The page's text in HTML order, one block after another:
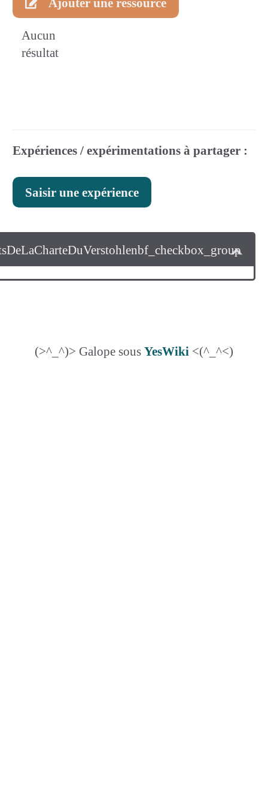
Aucun
résultat
Expériences / expérimentations à partager :
Saisir une expérience
(>^_^)> Galope sous YesWiki <(^_^<)